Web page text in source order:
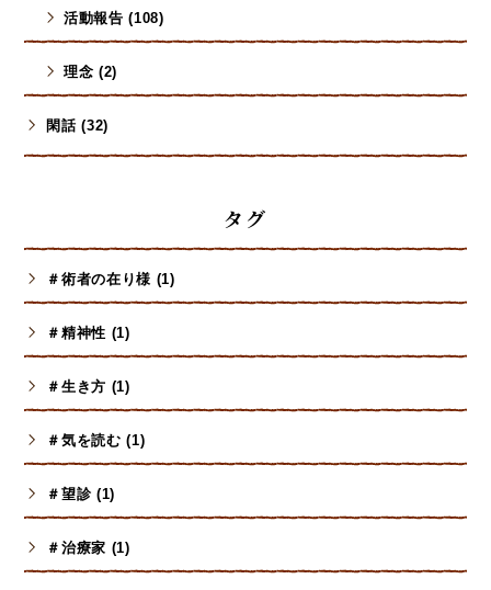
活動報告 (108)
理念 (2)
閑話 (32)
タグ
＃術者の在り様 (1)
＃精神性 (1)
＃生き方 (1)
＃気を読む (1)
＃望診 (1)
＃治療家 (1)